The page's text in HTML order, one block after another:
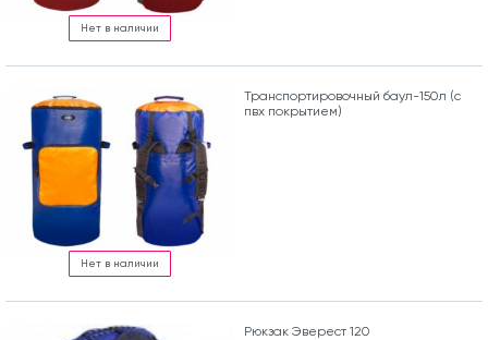
Нет в наличии
Нет в наличии
Транспортировочный баул-150л (с
пвх покрытием)
Рюкзак Эверест 120